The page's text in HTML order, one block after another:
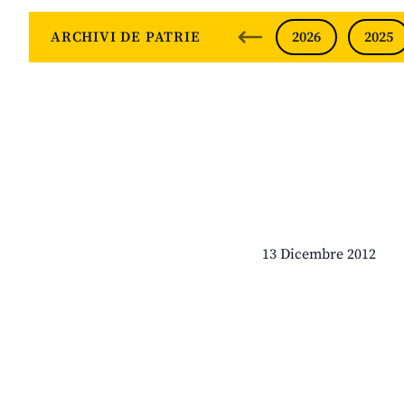
ARCHIVI DE PATRIE 2026 2025
13 Dicembre 2012